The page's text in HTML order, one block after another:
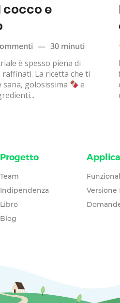
cocco e
— 30 minuti
è spesso piena di
raffinati. La ricetta che ti
golosissima
e
Progetto
Team
Indipendenza
Libro
Blog
Versione